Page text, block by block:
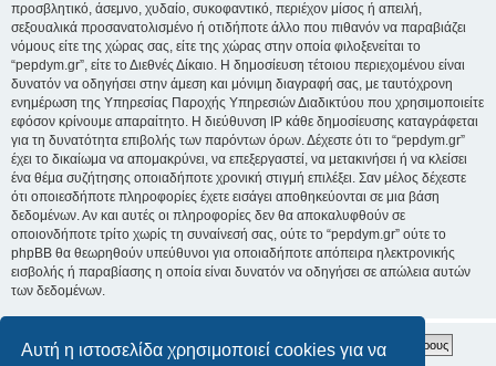
Αυτή η ιστοσελίδα χρησιμοποιεί cookies για να
προσβλητικό, άσεμνο, χυδαίο, συκοφαντικό, περιέχον μίσος ή απειλή,
σεξουαλικά προσανατολισμένο ή οτιδήποτε άλλο που πιθανόν να παραβιάζει
νόμους είτε της χώρας σας, είτε της χώρας στην οποία φιλοξενείται το
“pepdym.gr”, είτε το Διεθνές Δίκαιο. Η δημοσίευση τέτοιου περιεχομένου είναι
δυνατόν να οδηγήσει στην άμεση και μόνιμη διαγραφή σας, με ταυτόχρονη
ενημέρωση της Υπηρεσίας Παροχής Υπηρεσιών Διαδικτύου που χρησιμοποιείτε
εφόσον κρίνουμε απαραίτητο. Η διεύθυνση IP κάθε δημοσίευσης καταγράφεται
για τη δυνατότητα επιβολής των παρόντων όρων. Δέχεστε ότι το “pepdym.gr”
έχει το δικαίωμα να απομακρύνει, να επεξεργαστεί, να μετακινήσει ή να κλείσει
ένα θέμα συζήτησης οποιαδήποτε χρονική στιγμή επιλέξει. Σαν μέλος δέχεστε
ότι οποιεσδήποτε πληροφορίες έχετε εισάγει αποθηκεύονται σε μια βάση
δεδομένων. Αν και αυτές οι πληροφορίες δεν θα αποκαλυφθούν σε
οποιονδήποτε τρίτο χωρίς τη συναίνεσή σας, ούτε το “pepdym.gr” ούτε το
phpBB θα θεωρηθούν υπεύθυνοι για οποιαδήποτε απόπειρα ηλεκτρονικής
εισβολής ή παραβίασης η οποία είναι δυνατόν να οδηγήσει σε απώλεια αυτών
των δεδομένων.